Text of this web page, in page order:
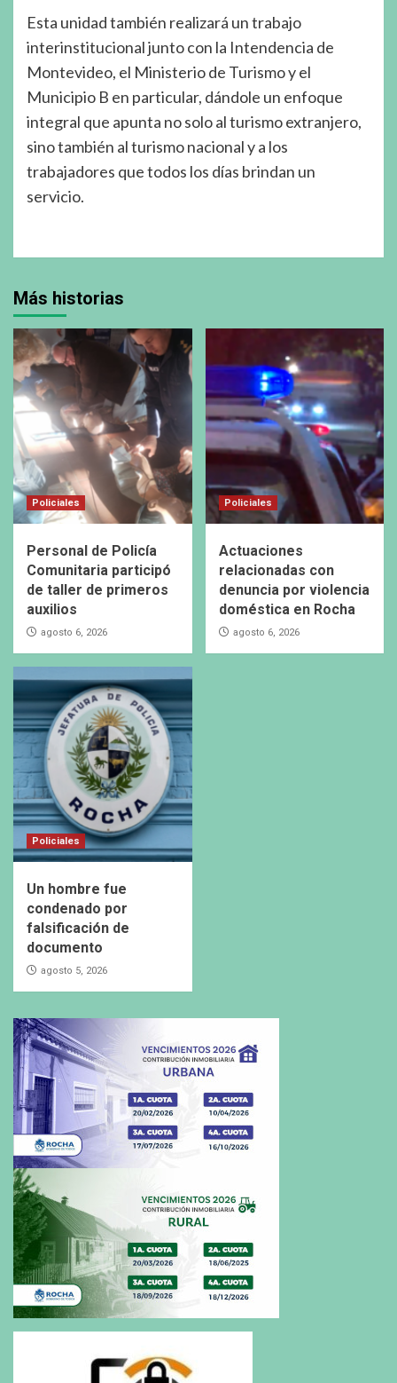
Esta unidad también realizará un trabajo
interinstitucional junto con la Intendencia de
Montevideo, el Ministerio de Turismo y el
Municipio B en particular, dándole un enfoque
integral que apunta no solo al turismo extranjero,
sino también al turismo nacional y a los
trabajadores que todos los días brindan un
servicio.
Más historias
Policiales
Personal de Policía
Comunitaria participó
de taller de primeros
auxilios
agosto 6, 2026
Policiales
Actuaciones
relacionadas con
denuncia por violencia
doméstica en Rocha
agosto 6, 2026
Policiales
Un hombre fue
condenado por
falsificación de
documento
agosto 5, 2026